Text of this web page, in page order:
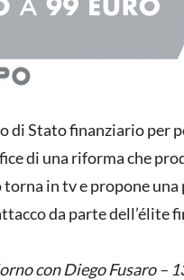
di Stato finanziario per
di una riforma che
in tv e propone
da parte dell’élite
con Diego Fusaro –